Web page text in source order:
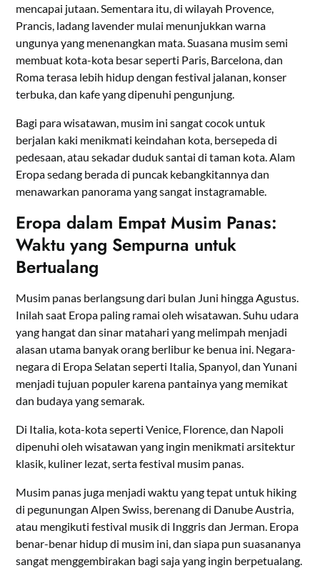
mencapai jutaan. Sementara itu, di wilayah Provence,
Prancis, ladang lavender mulai menunjukkan warna
ungunya yang menenangkan mata. Suasana musim semi
membuat kota-kota besar seperti Paris, Barcelona, ​​dan
Roma terasa lebih hidup dengan festival jalanan, konser
terbuka, dan kafe yang dipenuhi pengunjung.
Bagi para wisatawan, musim ini sangat cocok untuk
berjalan kaki menikmati keindahan kota, bersepeda di
pedesaan, atau sekadar duduk santai di taman kota. Alam
Eropa sedang berada di puncak kebangkitannya dan
menawarkan panorama yang sangat instagramable.
Eropa dalam Empat Musim Panas:
Waktu yang Sempurna untuk
Bertualang
Musim panas berlangsung dari bulan Juni hingga Agustus.
Inilah saat Eropa paling ramai oleh wisatawan. Suhu udara
yang hangat dan sinar matahari yang melimpah menjadi
alasan utama banyak orang berlibur ke benua ini. Negara-
negara di Eropa Selatan seperti Italia, Spanyol, dan Yunani
menjadi tujuan populer karena pantainya yang memikat
dan budaya yang semarak.
Di Italia, kota-kota seperti Venice, Florence, dan Napoli
dipenuhi oleh wisatawan yang ingin menikmati arsitektur
klasik, kuliner lezat, serta festival musim panas.
Musim panas juga menjadi waktu yang tepat untuk hiking
di pegunungan Alpen Swiss, berenang di Danube Austria,
atau mengikuti festival musik di Inggris dan Jerman. Eropa
benar-benar hidup di musim ini, dan siapa pun suasananya
sangat menggembirakan bagi saja yang ingin berpetualang.